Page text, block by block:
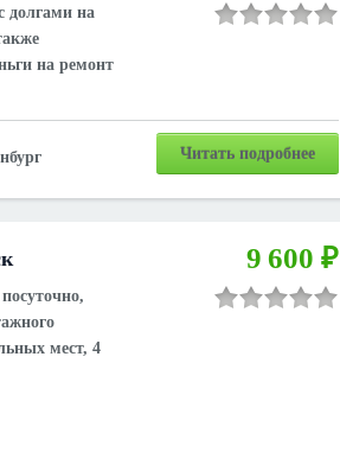
долгами на
на ремонт
Читать подробнее
мест, 4
9 600 ₽